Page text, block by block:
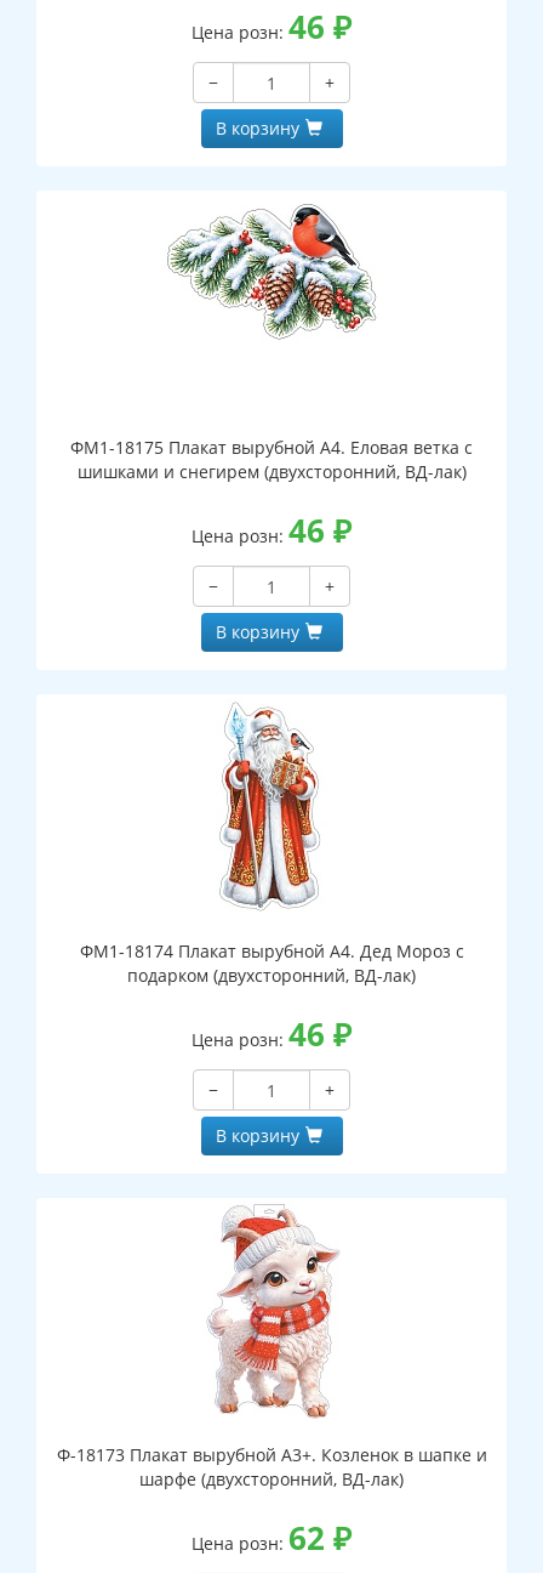
Цена розн: 46 ₽
−
+
В корзину
ФМ1-18175 Плакат вырубной А4. Еловая ветка с
шишками и снегирем (двухсторонний, ВД-лак)
Цена розн: 46 ₽
−
+
В корзину
ФМ1-18174 Плакат вырубной А4. Дед Мороз с
подарком (двухсторонний, ВД-лак)
Цена розн: 46 ₽
−
+
В корзину
Ф-18173 Плакат вырубной А3+. Козленок в шапке и
шарфе (двухсторонний, ВД-лак)
Цена розн: 62 ₽